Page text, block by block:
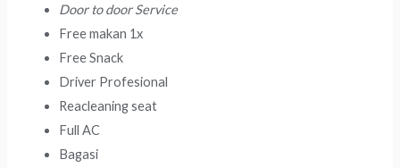
Door to door Service
Free makan 1x
Free Snack
Driver Profesional
Reacleaning seat
Full AC
Bagasi